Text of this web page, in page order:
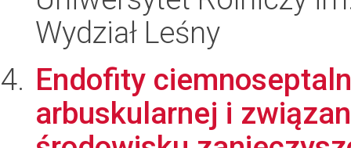
Wydział Leśny
Endofity
arbuskularnej i